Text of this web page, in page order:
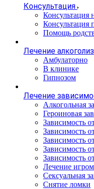
Консультация
Консультация
Консультация
Помощь
Лечение
Амбулаторно
В клинике
Гипнозом
Лечение
Алкогольная
Героиновая
Зависимость
Зависимость
Зависимость
Зависимость
Зависимость
Лечение
Сексуальная
Снятие ломки